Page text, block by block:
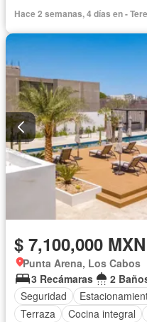
Cuarto de servicio
Recámara con closet
Vista panorámica
Hace 2 semanas, 4 días en -
$ 7,100,000 MXN
Punta Arena, Los Cabos
3 Recámaras
2
Seguridad
Terraza
Cocina integral